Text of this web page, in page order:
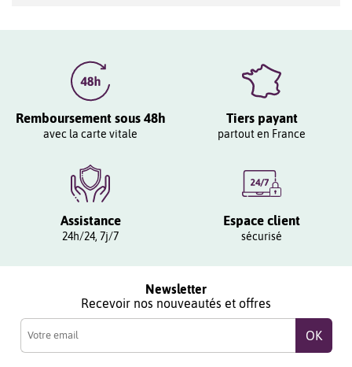
Remboursement sous 48h
avec la carte vitale
Tiers payant
partout en France
Assistance
24h/24, 7j/7
Espace client
sécurisé
Newsletter
Recevoir nos nouveautés et offres